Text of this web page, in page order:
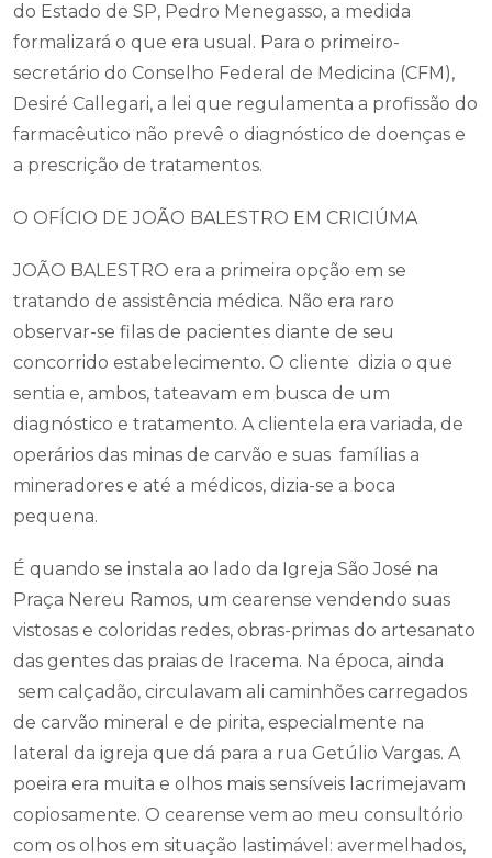
do Estado de SP, Pedro Menegasso, a medida
formalizará o que era usual. Para o primeiro-
secretário do Conselho Federal de Medicina (CFM),
Desiré Callegari, a lei que regulamenta a profissão do
farmacêutico não prevê o diagnóstico de doenças e
a prescrição de tratamentos.
O OFÍCIO DE JOÃO BALESTRO EM CRICIÚMA
JOÃO BALESTRO era a primeira opção em se
tratando de assistência médica. Não era raro
observar-se filas de pacientes diante de seu
concorrido estabelecimento. O cliente dizia o que
sentia e, ambos, tateavam em busca de um
diagnóstico e tratamento. A clientela era variada, de
operários das minas de carvão e suas famílias a
mineradores e até a médicos, dizia-se a boca
pequena.
É quando se instala ao lado da Igreja São José na
Praça Nereu Ramos, um cearense vendendo suas
vistosas e coloridas redes, obras-primas do artesanato
das gentes das praias de Iracema. Na época, ainda
sem calçadão, circulavam ali caminhões carregados
de carvão mineral e de pirita, especialmente na
lateral da igreja que dá para a rua Getúlio Vargas. A
poeira era muita e olhos mais sensíveis lacrimejavam
copiosamente. O cearense vem ao meu consultório
com os olhos em situação lastimável: avermelhados,